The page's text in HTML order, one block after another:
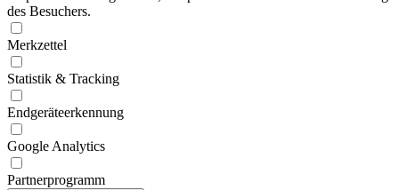
des Besuchers.
Merkzettel
Statistik & Tracking
Endgeräteerkennung
Google Analytics
Partnerprogramm